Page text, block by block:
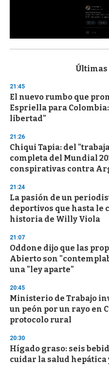
s
d
s
o
f
3
s
e
c
o
n
Últimas
21:45
El nuevo rumbo que
Espriella para
libertad"
21:26
Chiqui Tapia: del
completa del Mundial
conspirativas contra
21:24
La pasión de un
deportivos que hasta le
historia de Willy Viola
21:07
Oddone dijo que las
Abierto son
una "ley aparte"
20:45
Ministerio de Trabajo
un peón por un rayo en
protocolo rural
20:30
Hígado graso: seis
cuidar la salud hepática